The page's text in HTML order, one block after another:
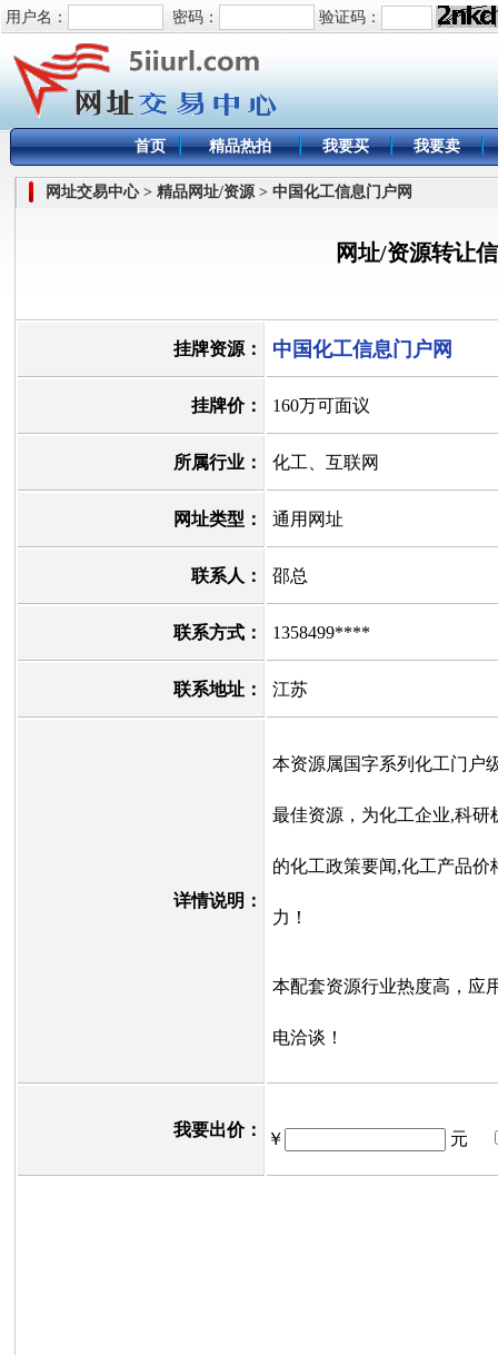
用户名： 密码： 验证码：
首页 精品热拍 我要买 我要卖
网址交易中心 > 精品网址/资源 > 中国化工信息门户网
网址/资源转让
挂牌资源： 中国化工信息门户网
挂牌价： 160万可面议
所属行业： 化工、互联网
网址类型： 通用网址
联系人： 邵总
联系方式： 1358499****
联系地址： 江苏
详情说明：
本资源属国字系列化工门户
最佳资源，为化工企业,科
的化工政策要闻,化工产品
力！
本配套资源行业热度高，应
电洽谈！
我要出价： ￥ 元